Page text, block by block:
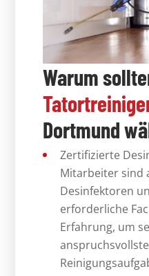
Warum
Dortmund
Zertifizierte
Mitarbeiter sind
Desinfektoren
erforderliche
Erfahrung, um